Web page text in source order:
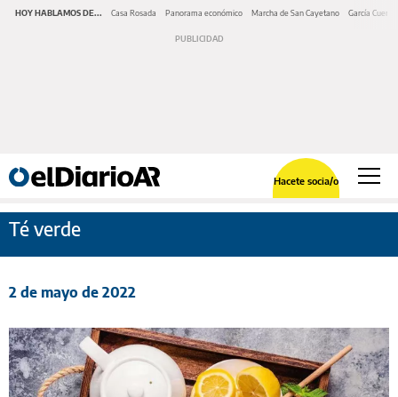
HOY HABLAMOS DE... Casa Rosada Panorama económico Marcha de San Cayetano García Cuerva
Hacete socia/o
Té verde
2 de mayo de 2022